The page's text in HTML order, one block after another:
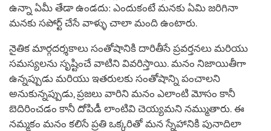
ఉన్నా ఏమీ తేడా ఉండదు: ఎందుకంటే మనకు ఏమి జరిగినా
మనకు సపోర్ట్ చేసే వాళ్ళు చాలా మంది ఉంటారు.
నైతిక మార్గదర్శకాలు సంతోషానికి దారితీసే ప్రవర్తనలు మరియు
సమస్యలను సృష్టించే వాటిని వివరిస్తాయి. మనం నిజాయితీగా
ఉన్నప్పుడు మరియు ఇతరులకు సంతోషాన్ని పంచాలని
అనుకున్నప్పుడు, ప్రజలు వారిని మనం ఎలాంటి మోసం కానీ
బెదిరించడం కానీ దోపిడీ లాంటివి చెయ్యమని నమ్ముతారు. ఈ
నమ్మకం మనం కలిసే ప్రతి ఒక్కరితో మన స్నేహానికి పునాదిలా